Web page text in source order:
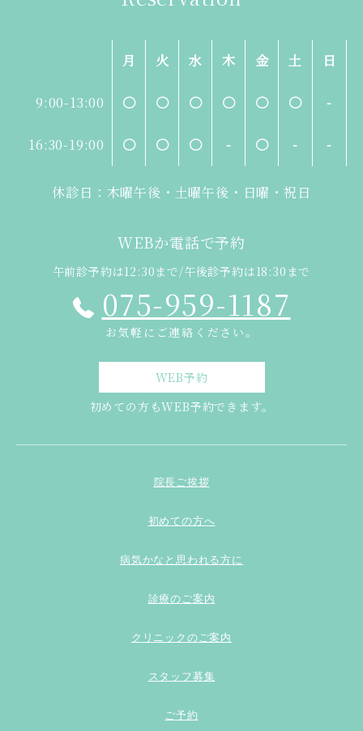
月 火 水 木 金 土 日
9:00-13:00 〇 〇 〇 〇 〇 〇 -
16:30-19:00 〇 〇 〇 - 〇 - -
休診日：木曜午後・土曜午後・日曜・祝日
WEBか電話で予約
午前診予約は12:30まで/午後診予約は18:30まで
075-959-1187
お気軽にご連絡ください。
WEB予約
初めての方もWEB予約できます。
院長ご挨拶
初めての方へ
病気かなと思われる方に
診療のご案内
クリニックのご案内
スタッフ募集
ご予約